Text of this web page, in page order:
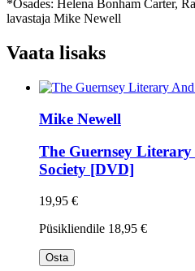
*Osades: Helena Bonham Carter,
lavastaja Mike Newell
Vaata lisaks
Mike Newell
The Guernsey Literary
Society [DVD]
19,95 €
Püsikliendile 18,95 €
Osta